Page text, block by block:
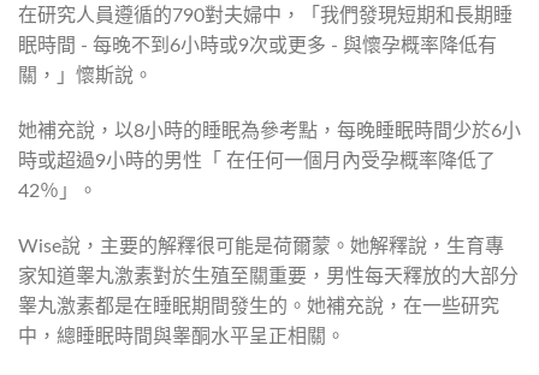
在研究人員遵循的790對夫婦中，「我們發現短期和長期睡
眠時間 - 每晚不到6小時或9次或更多 - 與懷孕概率降低有
關，」懷斯說。
她補充說，以8小時的睡眠為參考點，每晚睡眠時間少於6小
時或超過9小時的男性「 在任何一個月內受孕概率降低了
42％」。
Wise說，主要的解釋很可能是荷爾蒙。她解釋說，生育專
家知道睾丸激素對於生殖至關重要，男性每天釋放的大部分
睾丸激素都是在睡眠期間發生的。她補充說，在一些研究
中，總睡眠時間與睾酮水平呈正相關。